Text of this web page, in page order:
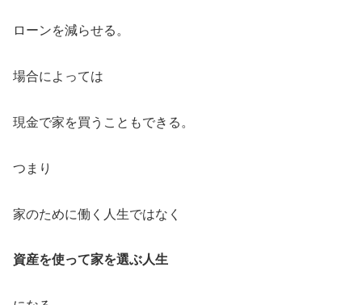
ローンを減らせる。
場合によっては
現金で家を買うこともできる。
つまり
家のために働く人生ではなく
資産を使って家を選ぶ人生